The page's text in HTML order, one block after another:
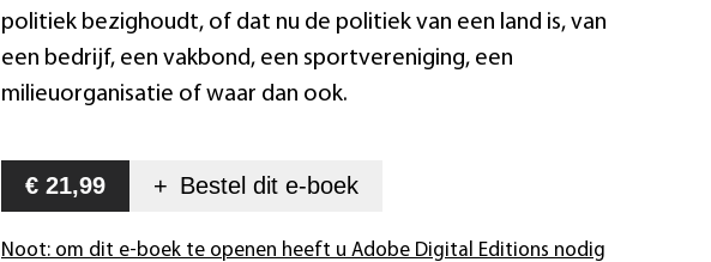
politiek bezighoudt, of dat nu de politiek van een land is, van
een bedrijf, een vakbond, een sportvereniging, een
milieuorganisatie of waar dan ook.
€ 21,99 + Bestel dit e-boek
Noot: om dit e-boek te openen heeft u Adobe Digital Editions nodig